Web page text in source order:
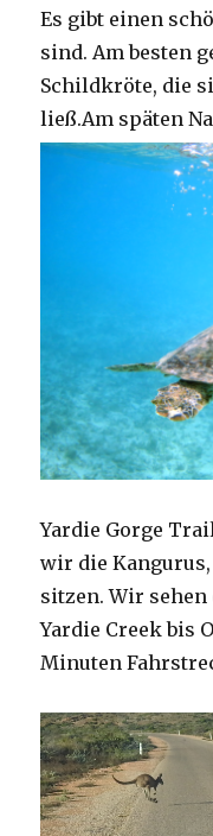
Es gibt einen
sind. Am besten
Schildkröte, die
ließ.Am späten
Yardie Gorge
wir die
sitzen. Wir sehen
Yardie Creek bis
Minuten